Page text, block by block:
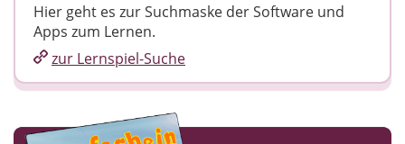
Hier geht es zur Suchmaske der Software und
Apps zum Lernen.
zur Lernspiel-Suche